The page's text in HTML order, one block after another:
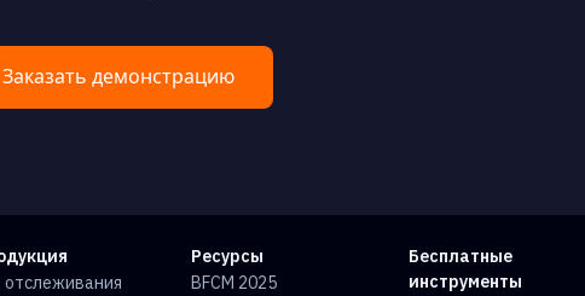
Заказать демонстрацию
отслеживания
Ресурсы
BFCM 2025
Бесплатные
инструменты